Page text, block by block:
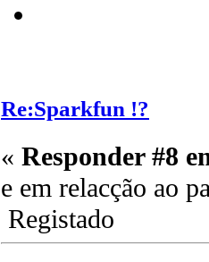
Re:Sparkfun !?
« Responder #8
e em relacção ao
Registado